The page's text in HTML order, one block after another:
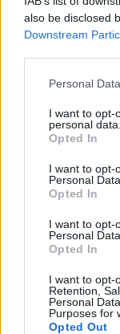
also be disclosed
Downstream
Personal
I want to opt-
personal data.
Opted In
I want to opt-
Personal Data.
Opted In
I want to opt-
Personal
Opted In
I want to opt-
Retention,
Personal
Purposes for
Opted Out